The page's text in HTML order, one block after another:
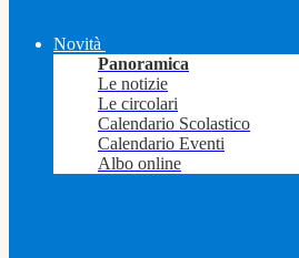
Novità
Panoramica
Le notizie
Le circolari
Calendario Scolastico
Calendario Eventi
Albo online